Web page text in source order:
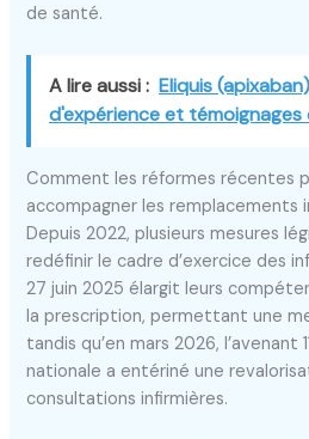
de santé.
A lire aussi : Eliquis
d'expérience et
Comment les réformes récentes
accompagner les remplacements
Depuis 2022, plusieurs mesures
redéfinir le cadre d’exercice des
27 juin 2025 élargit leurs
la prescription, permettant une
tandis qu’en mars 2026, l’avenant
nationale a entériné une
consultations infirmières.